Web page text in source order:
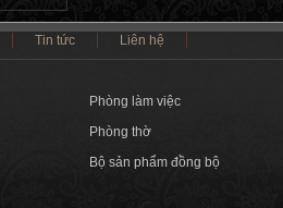
Tin tức Liên hệ
Phòng làm việc
Phòng thờ
Bộ sản phẩm đồng bộ